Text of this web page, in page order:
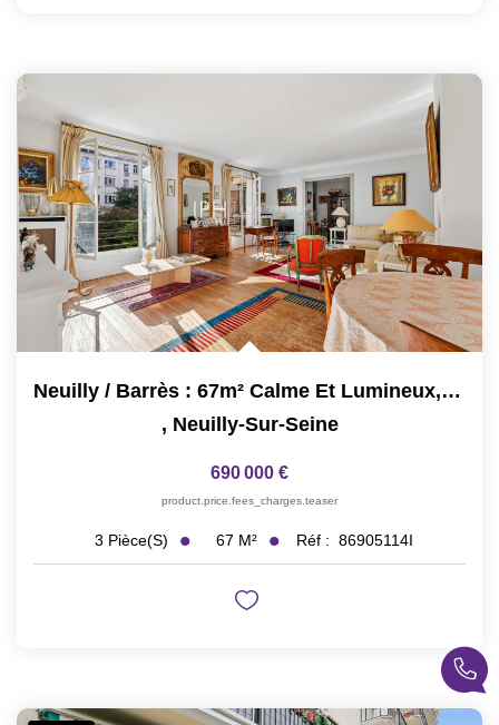
Neuilly / Barrès : 67m² Calme Et Lumineux, Possibilité 2ch
, Neuilly-Sur-Seine
690 000 €
product.price.fees_charges.teaser
3 Pièce(s) 67 M² Réf : 86905114I